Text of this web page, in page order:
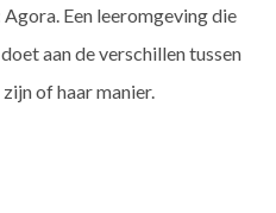
Een leeromgeving die
aan de verschillen tussen
of haar manier.